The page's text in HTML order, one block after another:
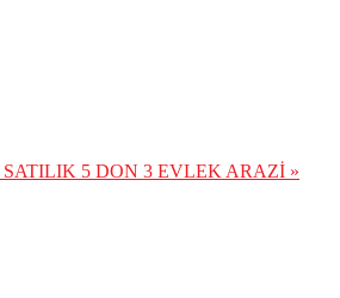
5 DON 3 EVLEK ARAZİ »